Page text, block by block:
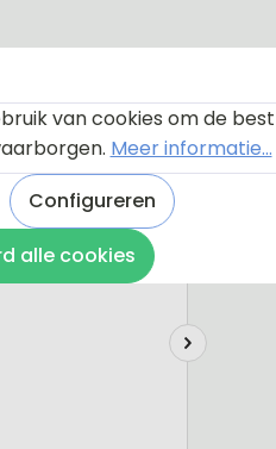
van cookies om de best
Meer informatie...
Configureren
alle cookies